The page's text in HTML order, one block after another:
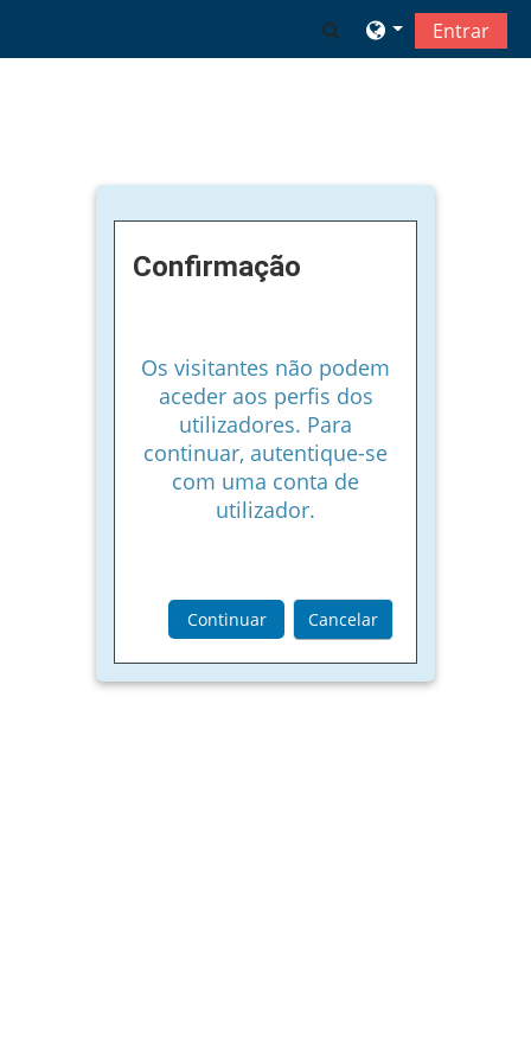
Alternar a entrada
Entrar
Confirmação
Os visitantes não podem
aceder aos perfis dos
utilizadores. Para
continuar, autentique-se
com uma conta de
utilizador.
Continuar Cancelar